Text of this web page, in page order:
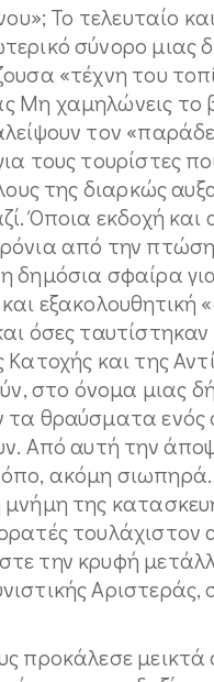
Το τελευταίο
σύνορο μιας
«τέχνη του
Μη χαμηλώνεις
τον
τους τουρίστες
της διαρκώς
Όποια εκδοχή και
από την
δημόσια σφαίρα
όσες
Κατοχής και της
στο όνομα μιας
τα θραύσματα
Από αυτή την
ακόμη
της
τουλάχιστον
την κρυφή
Αριστεράς,
προκάλεσε μεικτά